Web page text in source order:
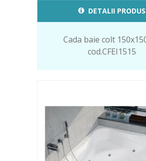
DETALII PRODUS
Cada baie colt
cod.CFEI1515